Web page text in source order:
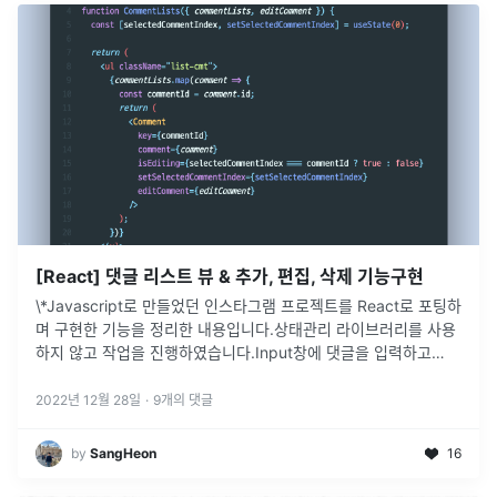
[React] 댓글 리스트 뷰 & 추가, 편집, 삭제 기능구현
\*Javascript로 만들었던 인스타그램 프로젝트를 React로 포팅하
며 구현한 기능을 정리한 내용입니다.상태관리 라이브러리를 사용
하지 않고 작업을 진행하였습니다.Input창에 댓글을 입력하고
2022년 12월 28일 · 9개의 댓글
by SangHeon 16